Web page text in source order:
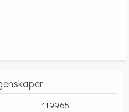
119965